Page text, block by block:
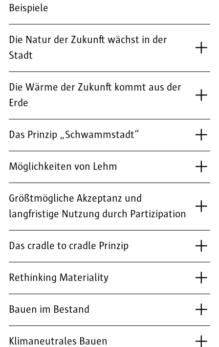
Beispiele
Die Natur der Zukunft wächst in der
Stadt
Die Wärme der Zukunft kommt aus der
Erde
Das Prinzip „Schwammstadt“
Möglichkeiten von Lehm
Größtmögliche Akzeptanz und
langfristige Nutzung durch Partizipation
Das cradle to cradle Prinzip
Rethinking Materiality
Bauen im Bestand
Klimaneutrales Bauen